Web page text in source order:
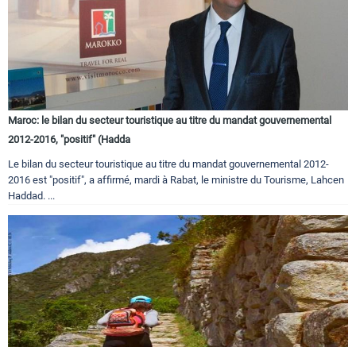
Maroc: le bilan du secteur touristique au titre du mandat gouvernemental
2012-2016, "positif" (Hadda
Le bilan du secteur touristique au titre du mandat gouvernemental 2012-
2016 est "positif", a affirmé, mardi à Rabat, le ministre du Tourisme, Lahcen
Haddad. ...